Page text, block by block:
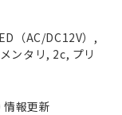
（AC/DC12V）,
ンタリ, 2c, プリ
報更新